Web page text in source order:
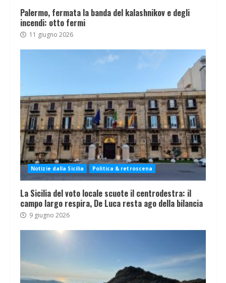
Palermo, fermata la banda del kalashnikov e degli
incendi: otto fermi
11 giugno 2026
Notizie dalla Sicilia Politica & retroscena
La Sicilia del voto locale scuote il centrodestra: il
campo largo respira, De Luca resta ago della bilancia
9 giugno 2026